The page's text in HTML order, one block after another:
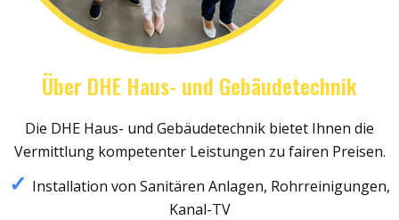
Über DHE Haus- und Gebäudetechnik
Die DHE Haus- und Gebäudetechnik bietet Ihnen die
Vermittlung kompetenter Leistungen zu fairen Preisen.
Installation von Sanitären Anlagen, Rohrreinigungen,
Kanal-TV